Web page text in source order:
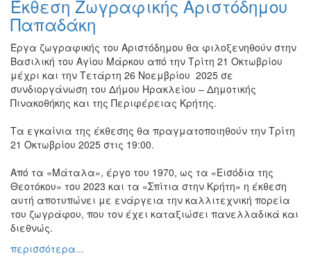
Βιβλίο
Ζωγραφική
Φωτογραφία
Τραγούδι
Μουσική
Κινηματογράφος
Χορός
Θέατρο
Παζάρι
Ειδών
Συνέδρια
Ημερίδες
-
Διημερίδες
Έκθεση Ζωγραφικής Αριστόδημου
Παπαδάκη
Έργα ζωγραφικής του Αριστόδημου θα φιλοξενηθούν στην
Βασιλική του Αγίου Μάρκου από την Τρίτη 21 Οκτωβρίου
μέχρι και την Τετάρτη 26 Νοεμβρίου 2025 σε
συνδιοργάνωση του Δήμου Ηρακλείου – Δημοτικής
Πινακοθήκης και της Περιφέρειας Κρήτης.
Τα εγκαίνια της έκθεσης θα πραγματοποιηθούν την Τρίτη
21 Οκτωβρίου 2025 στις 19:00.
Από τα «Μάταλα», έργο του 1970, ως τα «Εισόδια της
Θεοτόκου» του 2023 και τα «Σπίτια στην Κρήτη» η έκθεση
αυτή αποτυπώνει με ενάργεια την καλλιτεχνική πορεία
του ζωγράφου, που τον έχει καταξιώσει πανελλαδικά και
διεθνώς.
περισσότερα...